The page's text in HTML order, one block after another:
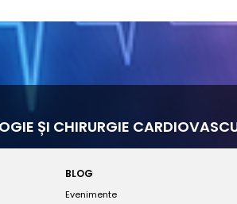
ȘI CHIRURGIE
BLOG
Evenimente